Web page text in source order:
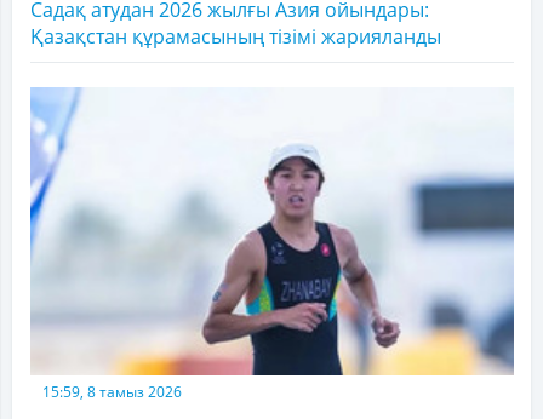
Садақ атудан 2026 жылғы Азия ойындары:
Қазақстан құрамасының тізімі жарияланды
15:59, 8 тамыз 2026